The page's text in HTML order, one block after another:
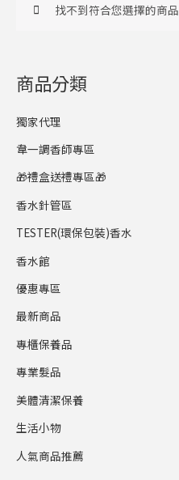
商品分類
獨家代理
韋一調香師專區
🎁禮盒送禮專區🎁
香水針管區
TESTER(環保包裝)香水
香水館
優惠專區
最新商品
專櫃保養品
專業髮品
美體清潔保養
生活小物
人氣商品推薦
找不到符合您選擇的商品